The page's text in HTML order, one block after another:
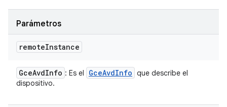
Parámetros
remoteInstance
GceAvdInfo : Es el GceAvdInfo que describe el
dispositivo.